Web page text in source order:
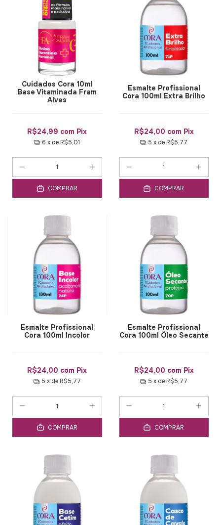
Cuidados Cora 10ml
Base Vitaminada Fram
Alves
R$24,99 com Pix
6 x de R$5,01
COMPRAR
Esmalte Profissional
Cora 100ml Extra Brilho
R$24,00 com Pix
5 x de R$5,77
COMPRAR
Esmalte Profissional
Cora 100ml Incolor
R$24,00 com Pix
5 x de R$5,77
COMPRAR
Esmalte Profissional
Cora 100ml Óleo Secante
R$24,00 com Pix
5 x de R$5,77
COMPRAR